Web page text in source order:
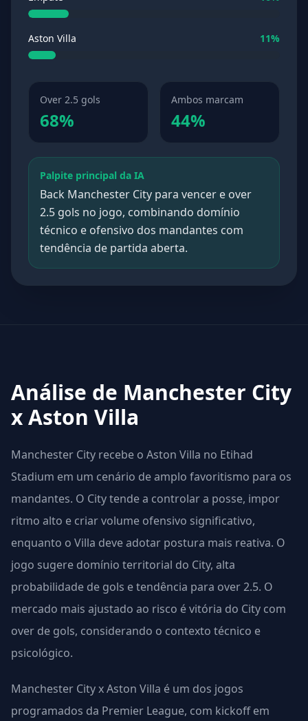
Aston Villa 11%
Over 2.5 gols
68%
Ambos marcam
44%
Palpite principal da IA
Back Manchester City para vencer e over
2.5 gols no jogo, combinando domínio
técnico e ofensivo dos mandantes com
tendência de partida aberta.
Análise de Manchester City
x Aston Villa
Manchester City recebe o Aston Villa no Etihad
Stadium em um cenário de amplo favoritismo para os
mandantes. O City tende a controlar a posse, impor
ritmo alto e criar volume ofensivo significativo,
enquanto o Villa deve adotar postura mais reativa. O
jogo sugere domínio territorial do City, alta
probabilidade de gols e tendência para over 2.5. O
mercado mais ajustado ao risco é vitória do City com
over de gols, considerando o contexto técnico e
psicológico.
Manchester City x Aston Villa é um dos jogos
programados da Premier League, com kickoff em